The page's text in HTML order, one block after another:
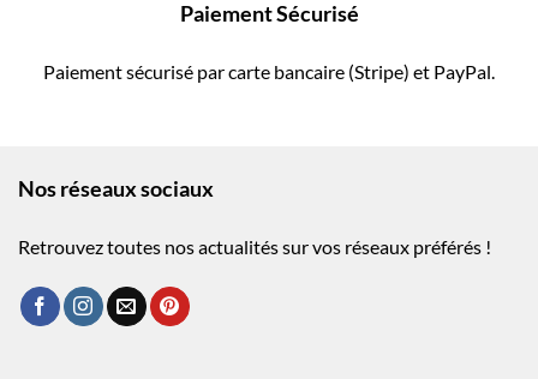
Paiement Sécurisé
Paiement sécurisé par carte bancaire (Stripe) et PayPal.
Nos réseaux sociaux
Retrouvez toutes nos actualités sur vos réseaux préférés !